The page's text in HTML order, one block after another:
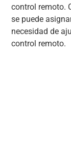
control remoto.
se puede
necesidad de
control remoto.